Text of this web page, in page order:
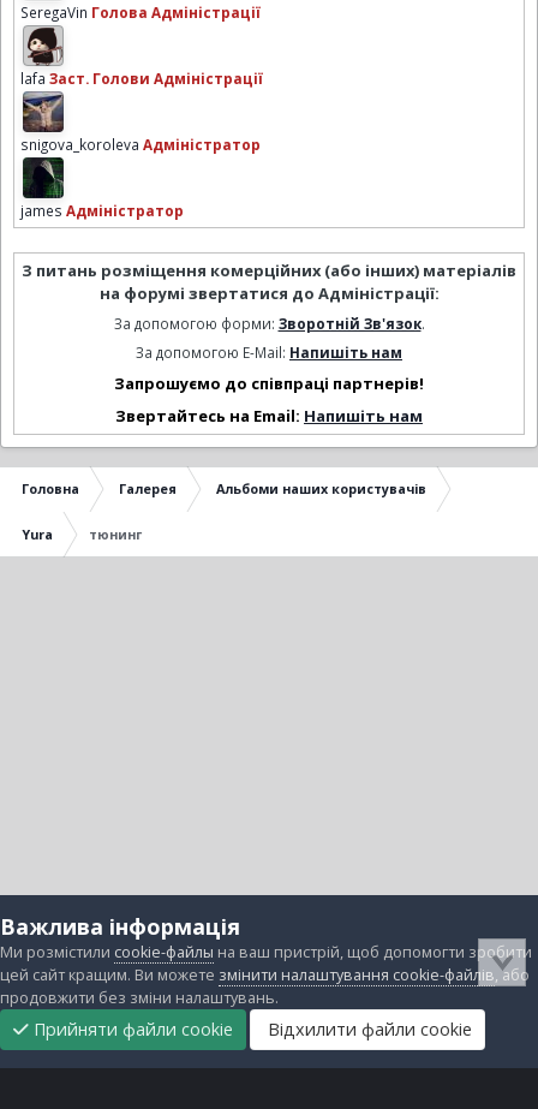
SeregaVin Голова Адміністрації
lafa Заст. Голови Адміністрації
snigova_koroleva Адміністратор
james Адміністратор
З питань розміщення комерційних (або інших) матеріалів
на форумі звертатися до Адміністрації:
За допомогою форми: Зворотній Зв'язок.
За допомогою E-Mail: Напишіть нам
Запрошуємо до співпраці партнерів!
Звертайтесь на Email: Напишіть нам
Головна Галерея Альбоми наших користувачів
Yura тюнинг
Важлива інформація
Ми розмістили cookie-файлы на ваш пристрій, щоб допомогти зробити
цей сайт кращим. Ви можете змінити налаштування cookie-файлів, або
продовжити без зміни налаштувань.
Прийняти файли cookie Відхилити файли cookie
Головна
Підтримати
нас
Прибрати
рекламу
Завантаження Непрочитані Реєстрація